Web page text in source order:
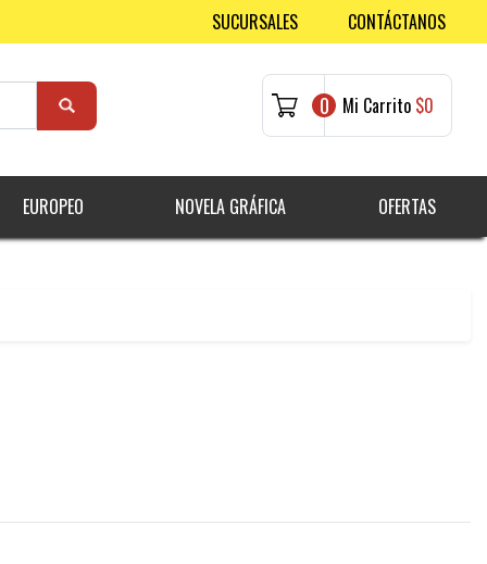
SUCURSALES CONTÁCTANOS
0 Mi Carrito $0
EUROPEO NOVELA GRÁFICA OFERTAS